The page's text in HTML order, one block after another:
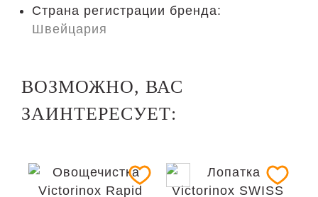
Страна регистрации бренда:
Швейцария
ВОЗМОЖНО, ВАС
ЗАИНТЕРЕСУЕТ: